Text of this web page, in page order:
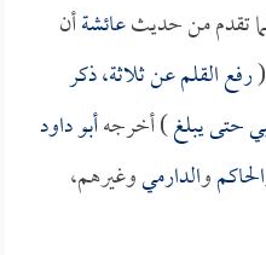
تقدم من حديثعائشةأن
رفع القلم عن ثلاثة، ذكر
حتى يبلغ) أخرجهأبو داود
الحاكموالدارميوغيرهم،